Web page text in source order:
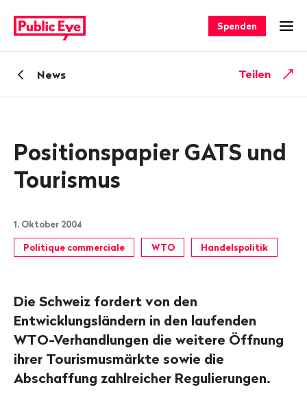
auf
publiceye.ch
Spenden
ZurückNews Teilen
Positionspapier GATS und
Tourismus
1. Oktober 2004
Politique commerciale WTO Handelspolitik
Die Schweiz fordert von den
Entwicklungsländern in den laufenden
WTO-Verhandlungen die weitere Öffnung
ihrer Tourismusmärkte sowie die
Abschaffung zahlreicher Regulierungen.